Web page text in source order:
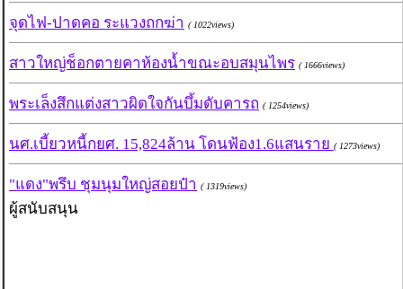
จุดไฟ-ปาดคอ ระแวงถกฆ่า ( 1022views)
สาวใหญ่ช็อกตายคาห้องน้ำขณะอบสมุนไพร ( 1666views)
พระเล็งสึกแต่งสาวผิดใจกันบึ้มดับคารถ ( 1254views)
นศ.เบี้ยวหนี้กยศ. 15,824ล้าน โดนฟ้อง1.6แสนราย ( 1273views)
"แดง"พรึบ ชุมนุมใหญ่สอยป๋า ( 1319views)
ผู้สนับสนุน